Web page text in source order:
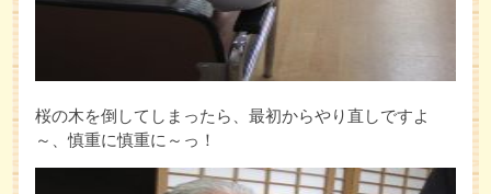
桜の木を倒してしまったら、最初からやり直しですよ
～、慎重に慎重に～っ！